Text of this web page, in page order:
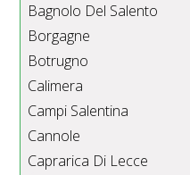
Bagnolo Del Salento
Borgagne
Botrugno
Calimera
Campi Salentina
Cannole
Caprarica Di Lecce